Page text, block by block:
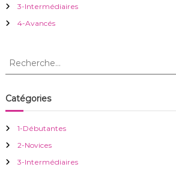
l
a
r
t
i
3-Intermédiaires
4-Avancés
R
h
e
c
h
e
Catégories
1-Débutantes
2-Novices
3-Intermédiaires